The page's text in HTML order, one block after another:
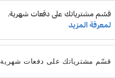
قسّم مشترياتك على دفعات شهرية.